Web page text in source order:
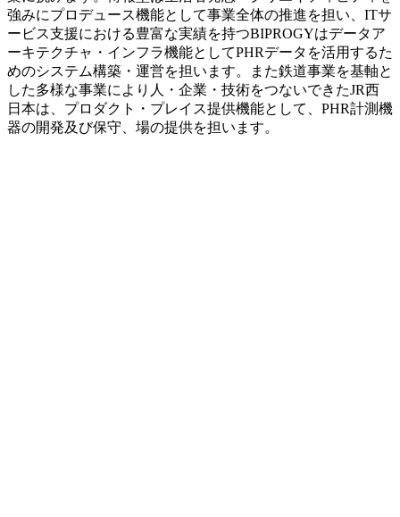
強みにプロデュース機能として事業全体の推進を担い、ITサ
ービス支援における豊富な実績を持つBIPROGYはデータア
ーキテクチャ・インフラ機能としてPHRデータを活用するた
めのシステム構築・運営を担います。また鉄道事業を基軸と
した多様な事業により人・企業・技術をつないできたJR西
日本は、プロダクト・プレイス提供機能として、PHR計測機
器の開発及び保守、場の提供を担います。